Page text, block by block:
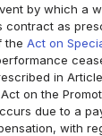
by which a
contract as
theAct on
in
on the
due to a
with